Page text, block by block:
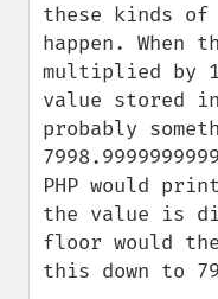
these kinds
happen. When
multiplied by
value stored
probably
PHP would
the value is
floor would
this down to